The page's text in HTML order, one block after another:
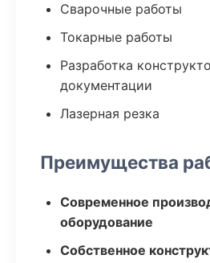
Сварочные работы
Токарные работы
Разработка
документации
Лазерная резка
Преимущества
Современное
оборудование
Собственное